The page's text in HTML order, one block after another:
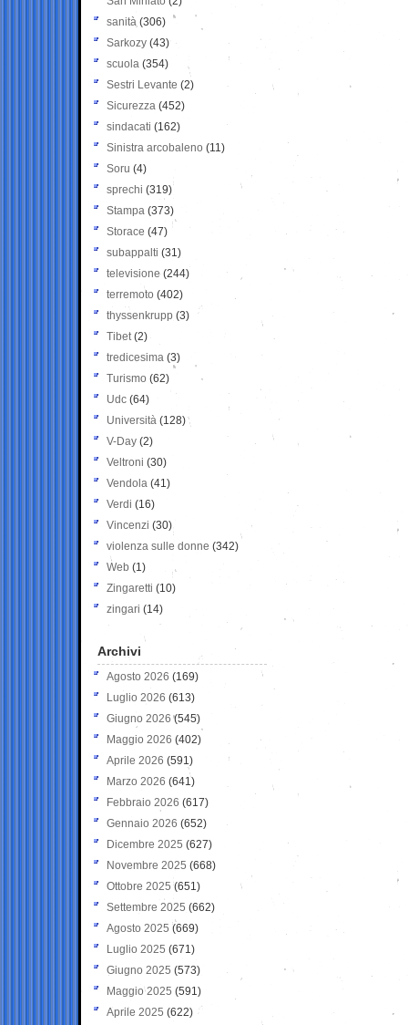
sanità (306)
Sarkozy (43)
scuola (354)
Sestri Levante (2)
Sicurezza (452)
sindacati (162)
Sinistra arcobaleno (11)
Soru (4)
sprechi (319)
Stampa (373)
Storace (47)
subappalti (31)
televisione(244)
terremoto (402)
thyssenkrupp (3)
Tibet(2)
tredicesima (3)
Turismo (62)
Udc (64)
Università (128)
V-Day (2)
Veltroni (30)
Vendola (41)
Verdi (16)
Vincenzi (30)
violenza sulle donne (342)
Web (1)
Zingaretti (10)
zingari (14)
Archivi
Agosto 2026 (169)
Luglio 2026 (613)
Giugno 2026 (545)
Maggio 2026 (402)
Aprile 2026 (591)
Marzo 2026 (641)
Febbraio 2026 (617)
Gennaio 2026 (652)
Dicembre 2025 (627)
Novembre 2025 (668)
Ottobre 2025 (651)
Settembre 2025 (662)
Agosto 2025 (669)
Luglio 2025 (671)
Giugno 2025 (573)
Maggio 2025 (591)
Aprile 2025 (622)